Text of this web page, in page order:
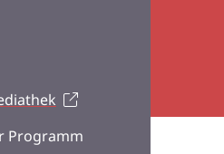
Programm